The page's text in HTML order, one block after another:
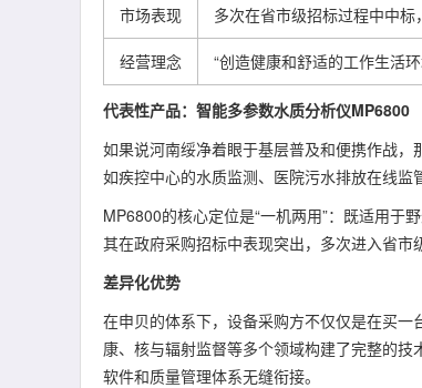
市场表现 多次在省市级招标过程中中
经营理念 “创造健康和舒适的工作生活
代表性产品：智能多参数水质分析仪MP6800
如果说河南绥净着眼于基层普及和便携作战
如疾控中心的水质监测、医院污水排放在线监
MP6800的核心定位是“一机两用”：既适用于
其在政府采购招标中表现突出，多次进入省市
差异化优势
在申贝的体系下，设备采购方不仅仅是在买
康、核与辐射监督等多个领域构建了完整的
软件和质量管理体系无缝衔接。